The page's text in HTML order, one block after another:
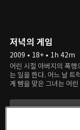
저녁의 게임
2009 • 18+ • 1h 42m
어린 시절 아버지의 폭
는 일을 한다. 어느 날 트
게 뺨을 맞은 그녀는 어
와의 화투놀이에서 그동